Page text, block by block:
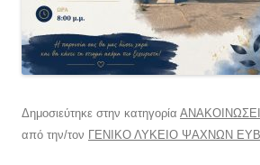
Δημοσιεύτηκε στην κατηγορία
από την/τον ΓΕΝΙΚΟ ΛΥΚΕΙΟ ΨΑΧΝΩΝ